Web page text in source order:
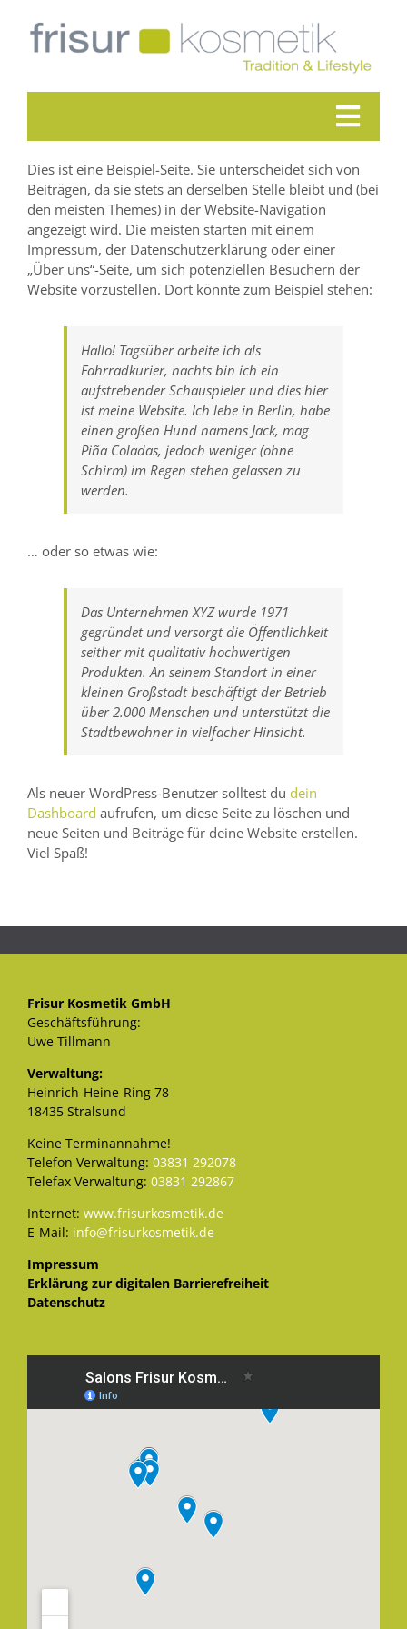
content
Unsere Salons
Über uns
Aktionen
Kontakt
Dies ist eine Beispiel-Seite. Sie unterscheidet sich von
Beiträgen, da sie stets an derselben Stelle bleibt und (bei
den meisten Themes) in der Website-Navigation
angezeigt wird. Die meisten starten mit einem
Impressum, der Datenschutzerklärung oder einer
„Über uns“-Seite, um sich potenziellen Besuchern der
Website vorzustellen. Dort könnte zum Beispiel stehen:
Hallo! Tagsüber arbeite ich als
Fahrradkurier, nachts bin ich ein
aufstrebender Schauspieler und dies hier
ist meine Website. Ich lebe in Berlin, habe
einen großen Hund namens Jack, mag
Piña Coladas, jedoch weniger (ohne
Schirm) im Regen stehen gelassen zu
werden.
… oder so etwas wie:
Das Unternehmen XYZ wurde 1971
gegründet und versorgt die Öffentlichkeit
seither mit qualitativ hochwertigen
Produkten. An seinem Standort in einer
kleinen Großstadt beschäftigt der Betrieb
über 2.000 Menschen und unterstützt die
Stadtbewohner in vielfacher Hinsicht.
Als neuer WordPress-Benutzer solltest du dein
Dashboard aufrufen, um diese Seite zu löschen und
neue Seiten und Beiträge für deine Website erstellen.
Viel Spaß!
Frisur Kosmetik GmbH
Geschäftsführung:
Uwe Tillmann
Verwaltung:
Heinrich-Heine-Ring 78
18435 Stralsund
Keine Terminannahme!
Telefon Verwaltung: 03831 292078
Telefax Verwaltung: 03831 292867
Internet: www.frisurkosmetik.de
E-Mail: info@frisurkosmetik.de
Impressum
Erklärung zur digitalen Barrierefreiheit
Datenschutz